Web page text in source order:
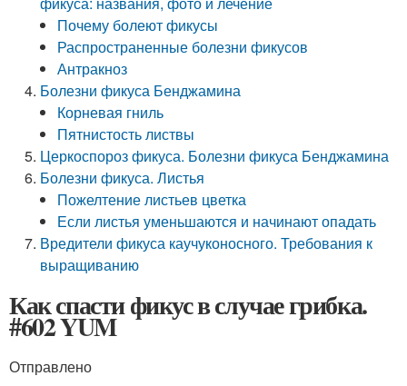
Почему болеют фикусы
Распространенные болезни фикусов
Антракноз
Болезни фикуса Бенджамина
Корневая гниль
Пятнистость листвы
Церкоспороз фикуса. Болезни фикуса Бенджамина
Болезни фикуса. Листья
Пожелтение листьев цветка
Если листья уменьшаются и начинают опадать
Вредители фикуса каучуконосного. Требования к
выращиванию
Как спасти фикус в случае грибка.
#602 YUM
Отправлено